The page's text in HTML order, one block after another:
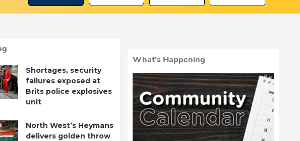
Shortages, security
failures exposed at
Brits police explosives
unit
North West’s Heymans
delivers golden throw
What's Happening